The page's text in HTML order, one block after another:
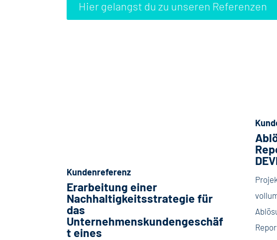
Hier gelangst du zu unseren Referenzen
Kundenreferenz
Erarbeitung einer
Nachhaltigkeitsstrategie für
das
Unternehmenskundengeschäf
t eines